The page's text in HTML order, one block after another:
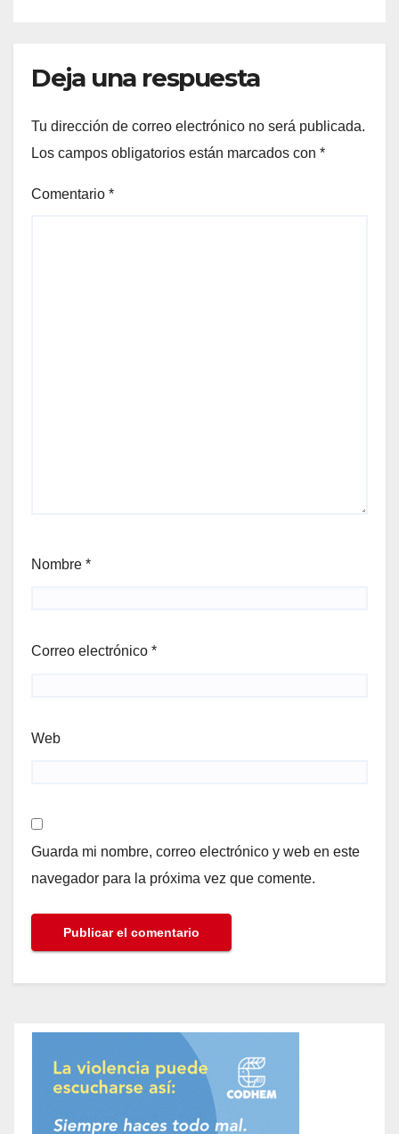
Deja una respuesta
Tu dirección de correo electrónico no será publicada.
Los campos obligatorios están marcados con *
Comentario *
Nombre *
Correo electrónico *
Web
Guarda mi nombre, correo electrónico y web en este
navegador para la próxima vez que comente.